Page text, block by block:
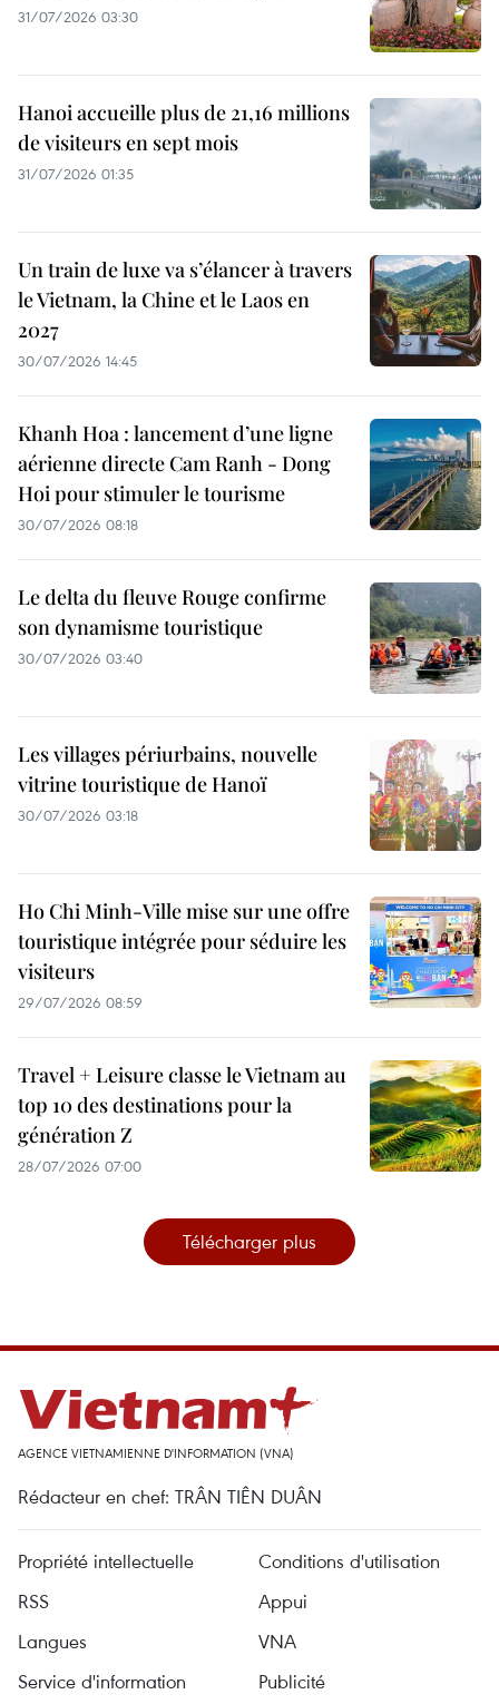
31/07/2026 03:30
Hanoi accueille plus de 21,16 millions
de visiteurs en sept mois ​
31/07/2026 01:35
Un train de luxe va s’élancer à travers
le Vietnam, la Chine et le Laos en
2027
30/07/2026 14:45
Khanh Hoa : lancement d’une ligne
aérienne directe Cam Ranh - Dong
Hoi pour stimuler le tourisme
30/07/2026 08:18
Le delta du fleuve Rouge confirme
son dynamisme touristique
30/07/2026 03:40
Les villages périurbains, nouvelle
vitrine touristique de Hanoï
30/07/2026 03:18
Ho Chi Minh-Ville mise sur une offre
touristique intégrée pour séduire les
visiteurs
29/07/2026 08:59
Travel + Leisure classe le Vietnam au
top 10 des destinations pour la
génération Z
28/07/2026 07:00
Télécharger plus
AGENCE VIETNAMIENNE D'INFORMATION (VNA)
Rédacteur en chef: TRÂN TIÊN DUÂN
Propriété intellectuelle
Conditions d'utilisation
RSS
Appui
Langues
VNA
Service d'information
Publicité